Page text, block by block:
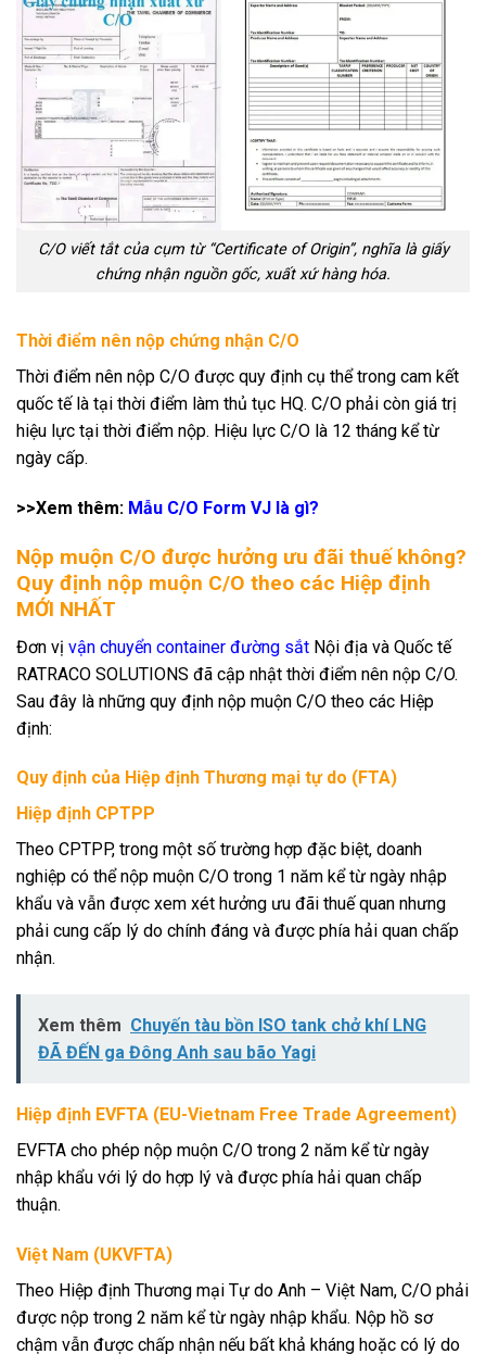
C/O viết tắt của cụm từ “Certificate of Origin”, nghĩa là giấy
chứng nhận nguồn gốc, xuất xứ hàng hóa.
Thời điểm nên nộp chứng nhận C/O
Thời điểm nên nộp C/O được quy định cụ thể trong cam kết
quốc tế là tại thời điểm làm thủ tục HQ. C/O phải còn giá trị
hiệu lực tại thời điểm nộp. Hiệu lực C/O là 12 tháng kể từ
ngày cấp.
>>Xem thêm: Mẫu C/O Form VJ là gì?
Nộp muộn C/O được hưởng ưu đãi thuế không?
Quy định nộp muộn C/O theo các Hiệp định
MỚI NHẤT
Đơn vị vận chuyển container đường sắt Nội địa và Quốc tế
RATRACO SOLUTIONS đã cập nhật thời điểm nên nộp C/O.
Sau đây là những quy định nộp muộn C/O theo các Hiệp
định:
Quy định của Hiệp định Thương mại tự do (FTA)
Hiệp định CPTPP
Theo CPTPP, trong một số trường hợp đặc biệt, doanh
nghiệp có thể nộp muộn C/O trong 1 năm kể từ ngày nhập
khẩu và vẫn được xem xét hưởng ưu đãi thuế quan nhưng
phải cung cấp lý do chính đáng và được phía hải quan chấp
nhận.
Xem thêm Chuyến tàu bồn ISO tank chở khí LNG
ĐÃ ĐẾN ga Đông Anh sau bão Yagi
Hiệp định EVFTA (EU-Vietnam Free Trade Agreement)
EVFTA cho phép nộp muộn C/O trong 2 năm kể từ ngày
nhập khẩu với lý do hợp lý và được phía hải quan chấp
thuận.
Việt Nam (UKVFTA)
Theo Hiệp định Thương mại Tự do Anh – Việt Nam, C/O phải
được nộp trong 2 năm kể từ ngày nhập khẩu. Nộp hồ sơ
chậm vẫn được chấp nhận nếu bất khả kháng hoặc có lý do